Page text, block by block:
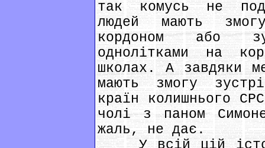
так комусь не
людей мають
кордоном або
однолітками на
школах. А завдяки
мають змогу
країн колишнього
чолі з паном
жаль, не дає.